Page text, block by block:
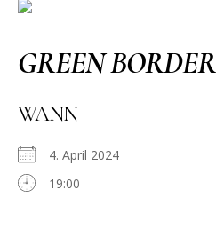
GREEN BORDER
WANN
4. April 2024
19:00